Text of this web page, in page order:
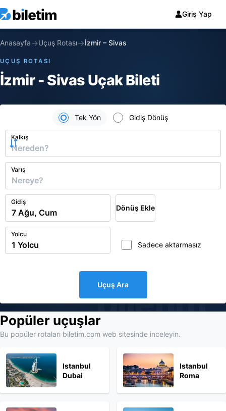
Giriş Yap
biletim
Anasayfa→Uçuş Rotası→İzmir – Sivas
UÇUŞ ROTASI
İzmir - Sivas Uçak Bileti
Tek Yön Gidiş Dönüş
Kalkış
Varış
Gidiş
Dönüş Ekle
Yolcu
Sadece aktarmasız
Uçuş Ara
Popüler uçuşlar
Bu popüler rotaları biletim.com web sitesinde inceleyin.
Istanbul
Dubai
Istanbul
Roma